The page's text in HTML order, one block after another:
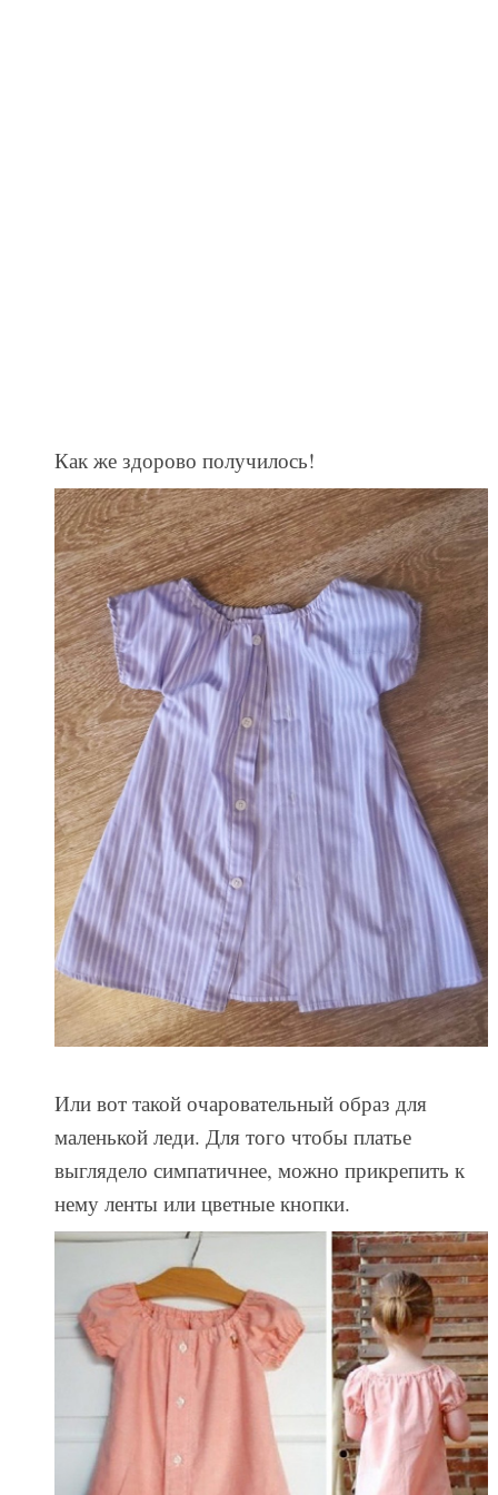
Как же здорово получилось!
Или вот такой очаровательный образ для
маленькой леди. Для того чтобы платье
выглядело симпатичнее, можно прикрепить к
нему ленты или цветные кнопки.